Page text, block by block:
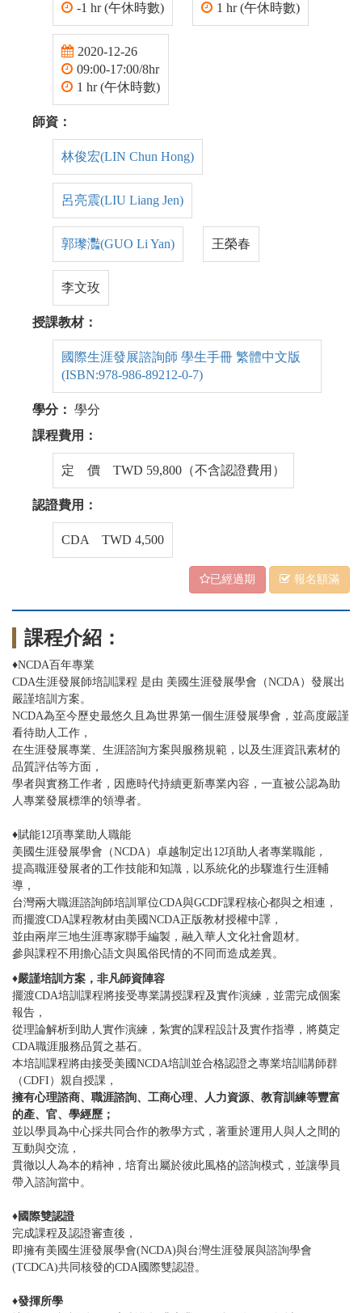
-1 hr (午休時數)
1 hr (午休時數)
2020-12-26
09:00-17:00/8hr
1 hr (午休時數)
師資：
林俊宏(LIN Chun Hong)
呂亮震(LIU Liang Jen)
郭瓈灩(GUO Li Yan) 王榮春
李文玫
授課教材：
國際生涯發展諮詢師 學生手冊 繁體中文版
(ISBN:978-986-89212-0-7)
學分： 學分
課程費用：
定 價 TWD 59,800（不含認證費用）
認證費用：
CDA TWD 4,500
已經過期 報名額滿
課程介紹：
♦NCDA百年專業
CDA生涯發展師培訓課程 是由 美國生涯發展學會（NCDA）發展出
嚴謹培訓方案。
NCDA為至今歷史最悠久且為世界第一個生涯發展學會，並高度嚴謹
看待助人工作，
在生涯發展專業、生涯諮詢方案與服務規範，以及生涯資訊素材的
品質評估等方面，
學者與實務工作者，因應時代持續更新專業內容，一直被公認為助
人專業發展標準的領導者。
♦賦能12項專業助人職能
美國生涯發展學會（NCDA）卓越制定出12項助人者專業職能，
提高職涯發展者的工作技能和知識，以系統化的步驟進行生涯輔
導，
台灣兩大職涯諮詢師培訓單位CDA與GCDF課程核心都與之相連，
而擺渡CDA課程教材由美國NCDA正版教材授權中譯，
並由兩岸三地生涯專家聯手編製，融入華人文化社會題材。
參與課程不用擔心語文與風俗民情的不同而造成差異。
♦嚴謹培訓方案，非凡師資陣容
擺渡CDA培訓課程將接受專業講授課程及實作演練，並需完成個案
報告，
從理論解析到助人實作演練，紮實的課程設計及實作指導，將奠定
CDA職涯服務品質之基石。
本培訓課程將由接受美國NCDA培訓並合格認證之專業培訓講師群
（CDFI）親自授課，
擁有心理諮商、職涯諮詢、工商心理、人力資源、教育訓練等豐富
的產、官、學經歷；
並以學員為中心採共同合作的教學方式，著重於運用人與人之間的
互動與交流，
貫徹以人為本的精神，培育出屬於彼此風格的諮詢模式，並讓學員
帶入諮詢當中。
♦國際雙認證
完成課程及認證審查後，
即擁有美國生涯發展學會(NCDA)與台灣生涯發展與諮詢學會
(TCDCA)共同核發的CDA國際雙認證。
♦發揮所學